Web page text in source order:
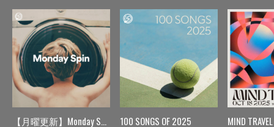
【月曜更新】Monday Spin 100 SONGS OF 2025 MIND TRAVEL